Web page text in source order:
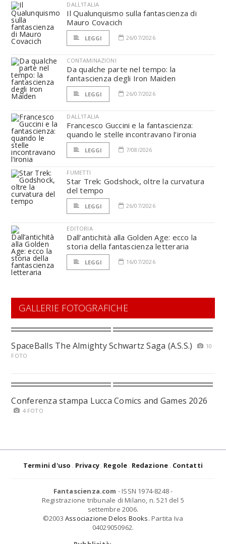
DALL'ITALIA
Il Qualunquismo sulla fantascienza di
Mauro Covacich
LEGGI 26/07/2026
CONTAMINAZIONI
Da qualche parte nel tempo: la
fantascienza degli Iron Maiden
LEGGI 26/07/2026
DALL'ITALIA
Francesco Guccini e la fantascienza:
quando le stelle incontravano l’ironia
LEGGI 7/08/2026
FUMETTI
Star Trek: Godshock, oltre la curvatura
del tempo
LEGGI 26/07/2026
EDITORIA
Dall’antichità alla Golden Age: ecco la
storia della fantascienza letteraria
LEGGI 16/07/2026
GALLERIE FOTOGRAFICHE
SpaceBalls The Almighty Schwartz Saga (A.S.S.)
10
FOTO
Conferenza stampa Lucca Comics and Games 2026
4 FOTO
Termini d'uso Privacy Regole Redazione Contatti
Fantascienza.com - ISSN 1974-8248 -
Registrazione tribunale di Milano, n. 521 del 5
settembre 2006.
©2003 Associazione Delos Books. Partita Iva
04029050962.